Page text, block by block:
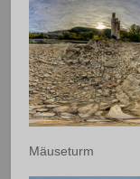
Mäuseturm